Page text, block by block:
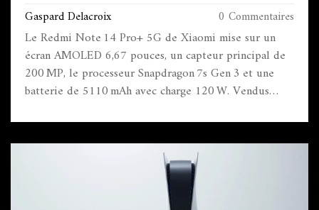
Gaspard Delacroix 0 Commentaires
Le Redmi Note 14 Pro+ 5G de Xiaomi mise sur un
écran AMOLED 6,67 pouces, un capteur principal de
200 MP, le processeur Snapdragon 7s Gen 3 et une
batterie de 5110 mAh avec charge 120 W. Vendus
plusieurs configurations RAM/stockage. L’appareil se
veut le meilleur rapport qualité‑prix du milieu de
gamme, surtout pour les amateurs de photo et de
jeux. Son design élégant se décline en quatre coloris.
Un véritable challenger face aux flagships plus